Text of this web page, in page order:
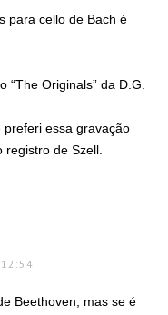
para cello de Bach é
Originals” da D.G.
essa gravação
de Szell.
12:54
Beethoven, mas se é